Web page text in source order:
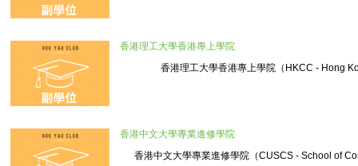
香港理工大學香港專上學院
香港理工大學香港專上學院（HKCC - Hong
香港中文大學專業進修學院
香港中文大學專業進修學院（CUSCS - School of